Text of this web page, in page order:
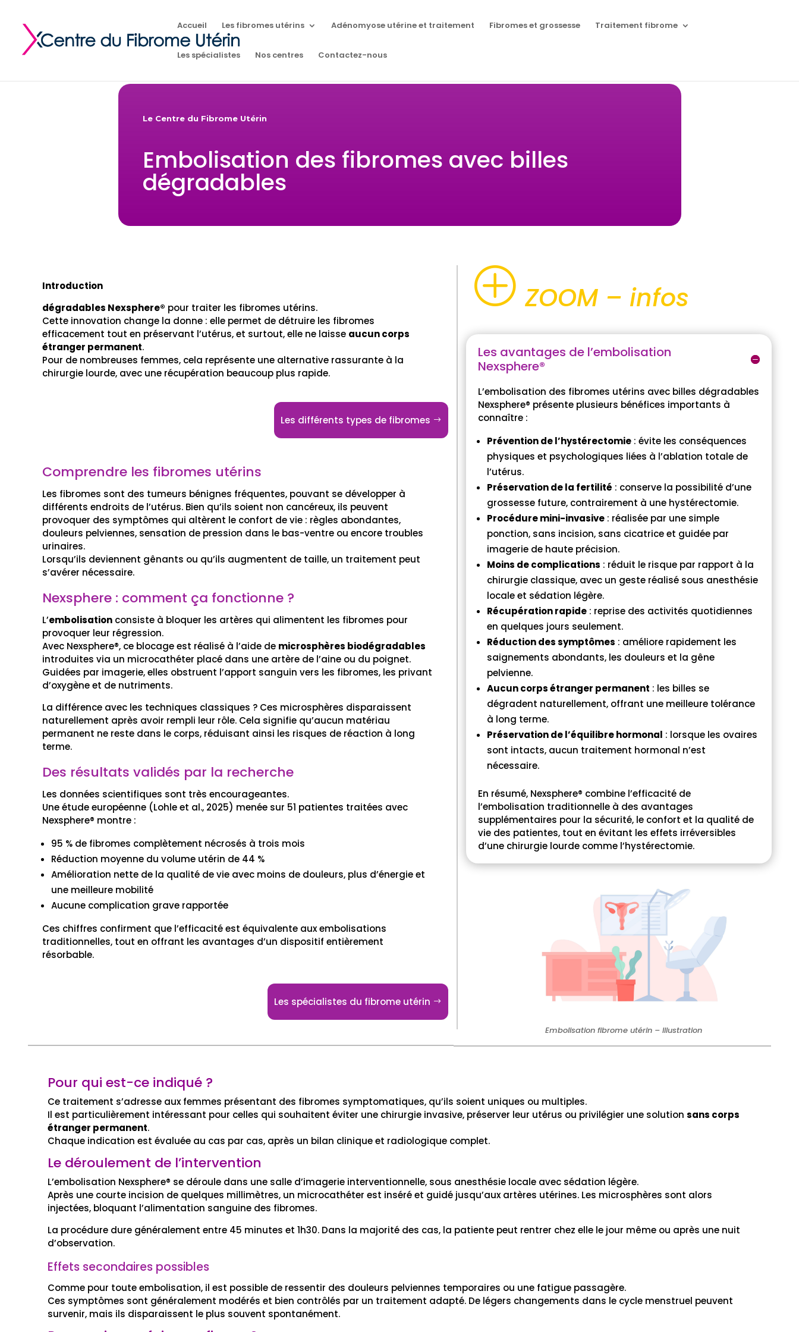
Accueil Les fibromes utérins Adénomyose utérine et traitement Fibromes et grossesse Traitement fibrome
Les spécialistes Nos centres Contactez-nous
Le Centre du Fibrome Utérin
Embolisation des fibromes avec billes
dégradables
Introduction
dégradables Nexsphere® pour traiter les fibromes utérins.
Cette innovation change la donne : elle permet de détruire les fibromes
efficacement tout en préservant l’utérus, et surtout, elle ne laisse aucun corps
étranger permanent.
Pour de nombreuses femmes, cela représente une alternative rassurante à la
chirurgie lourde, avec une récupération beaucoup plus rapide.
Les différents types de fibromes
Comprendre les fibromes utérins
Les fibromes sont des tumeurs bénignes fréquentes, pouvant se développer à
différents endroits de l’utérus. Bien qu’ils soient non cancéreux, ils peuvent
provoquer des symptômes qui altèrent le confort de vie : règles abondantes,
douleurs pelviennes, sensation de pression dans le bas-ventre ou encore troubles
urinaires.
Lorsqu’ils deviennent gênants ou qu’ils augmentent de taille, un traitement peut
s’avérer nécessaire.
Nexsphere : comment ça fonctionne ?
L’embolisation consiste à bloquer les artères qui alimentent les fibromes pour
provoquer leur régression.
Avec Nexsphere®, ce blocage est réalisé à l’aide de microsphères biodégradables
introduites via un microcathéter placé dans une artère de l’aine ou du poignet.
Guidées par imagerie, elles obstruent l’apport sanguin vers les fibromes, les privant
d’oxygène et de nutriments.
La différence avec les techniques classiques ? Ces microsphères disparaissent
naturellement après avoir rempli leur rôle. Cela signifie qu’aucun matériau
permanent ne reste dans le corps, réduisant ainsi les risques de réaction à long
terme.
Des résultats validés par la recherche
Les données scientifiques sont très encourageantes.
Une étude européenne (Lohle et al., 2025) menée sur 51 patientes traitées avec
Nexsphere® montre :
95 % de fibromes complètement nécrosés à trois mois
Réduction moyenne du volume utérin de 44 %
Amélioration nette de la qualité de vie avec moins de douleurs, plus d’énergie et
une meilleure mobilité
Aucune complication grave rapportée
Ces chiffres confirment que l’efficacité est équivalente aux embolisations
traditionnelles, tout en offrant les avantages d’un dispositif entièrement
résorbable.
Les spécialistes du fibrome utérin
P ZOOM – infos
Les avantages de l’embolisation
Nexsphere®
L’embolisation des fibromes utérins avec billes dégradables
Nexsphere® présente plusieurs bénéfices importants à
connaître :
Prévention de l’hystérectomie : évite les conséquences
physiques et psychologiques liées à l’ablation totale de
l’utérus.
Préservation de la fertilité : conserve la possibilité d’une
grossesse future, contrairement à une hystérectomie.
Procédure mini-invasive : réalisée par une simple
ponction, sans incision, sans cicatrice et guidée par
imagerie de haute précision.
Moins de complications : réduit le risque par rapport à la
chirurgie classique, avec un geste réalisé sous anesthésie
locale et sédation légère.
Récupération rapide : reprise des activités quotidiennes
en quelques jours seulement.
Réduction des symptômes : améliore rapidement les
saignements abondants, les douleurs et la gêne
pelvienne.
Aucun corps étranger permanent : les billes se
dégradent naturellement, offrant une meilleure tolérance
à long terme.
Préservation de l’équilibre hormonal : lorsque les ovaires
sont intacts, aucun traitement hormonal n’est
nécessaire.
En résumé, Nexsphere® combine l’efficacité de
l’embolisation traditionnelle à des avantages
supplémentaires pour la sécurité, le confort et la qualité de
vie des patientes, tout en évitant les effets irréversibles
d’une chirurgie lourde comme l’hystérectomie.
Embolisation fibrome utérin – Illustration
Pour qui est-ce indiqué ?
Ce traitement s’adresse aux femmes présentant des fibromes symptomatiques, qu’ils soient uniques ou multiples.
Il est particulièrement intéressant pour celles qui souhaitent éviter une chirurgie invasive, préserver leur utérus ou privilégier une solution sans corps
étranger permanent.
Chaque indication est évaluée au cas par cas, après un bilan clinique et radiologique complet.
Le déroulement de l’intervention
L’embolisation Nexsphere® se déroule dans une salle d’imagerie interventionnelle, sous anesthésie locale avec sédation légère.
Après une courte incision de quelques millimètres, un microcathéter est inséré et guidé jusqu’aux artères utérines. Les microsphères sont alors
injectées, bloquant l’alimentation sanguine des fibromes.
La procédure dure généralement entre 45 minutes et 1h30. Dans la majorité des cas, la patiente peut rentrer chez elle le jour même ou après une nuit
d’observation.
Effets secondaires possibles
Comme pour toute embolisation, il est possible de ressentir des douleurs pelviennes temporaires ou une fatigue passagère.
Ces symptômes sont généralement modérés et bien contrôlés par un traitement adapté. De légers changements dans le cycle menstruel peuvent
survenir, mais ils disparaissent le plus souvent spontanément.